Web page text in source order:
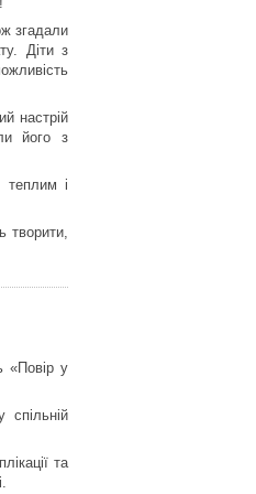
згадали
Діти з
настрій
його з
теплим і
творити,
«Повір у
та